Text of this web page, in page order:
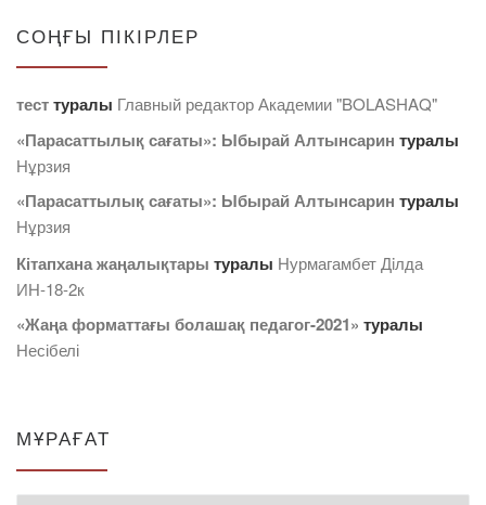
СОҢҒЫ ПІКІРЛЕР
тесттуралы Главный редактор Академии "BOLASHAQ"
«Парасаттылық сағаты»: Ыбырай Алтынсарин туралы
Нұрзия
«Парасаттылық сағаты»: Ыбырай Алтынсарин туралы
Нұрзия
Кітапхана жаңалықтары туралы Нурмагамбет Дiлда
ИН-18-2к
«Жаңа форматтағы болашақ педагог-2021» туралы
Несібелі
МҰРАҒАТ